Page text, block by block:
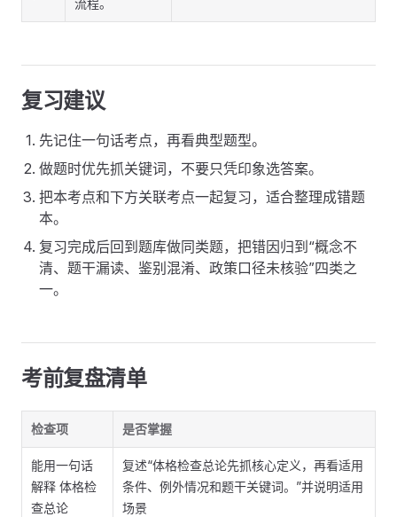
流程。
复习建议
先记住一句话考点，再看典型题型。
做题时优先抓关键词，不要只凭印象选答案。
把本考点和下方关联考点一起复习，适合整理成错题
本。
复习完成后回到题库做同类题，把错因归到“概念不
清、题干漏读、鉴别混淆、政策口径未核验”四类之
一。
考前复盘清单
检查项 是否掌握
能用一句话
解释 体格检
查总论
复述“体格检查总论先抓核心定义，再看适用
条件、例外情况和题干关键词。”并说明适用
场景